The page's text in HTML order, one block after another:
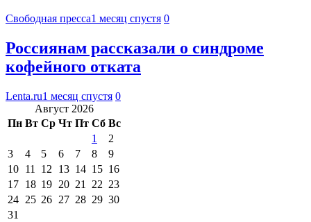
Свободная пресса1 месяц спустя 0
Россиянам рассказали о синдроме
кофейного отката
Lenta.ru1 месяц спустя 0
Август 2026
Пн Вт Ср Чт Пт Сб Вс
1
2
3
4 5 6 7 8
9
10 11 12 13 14 15 16
17 18 19 20 21 22 23
24 25 26 27 28 29 30
31